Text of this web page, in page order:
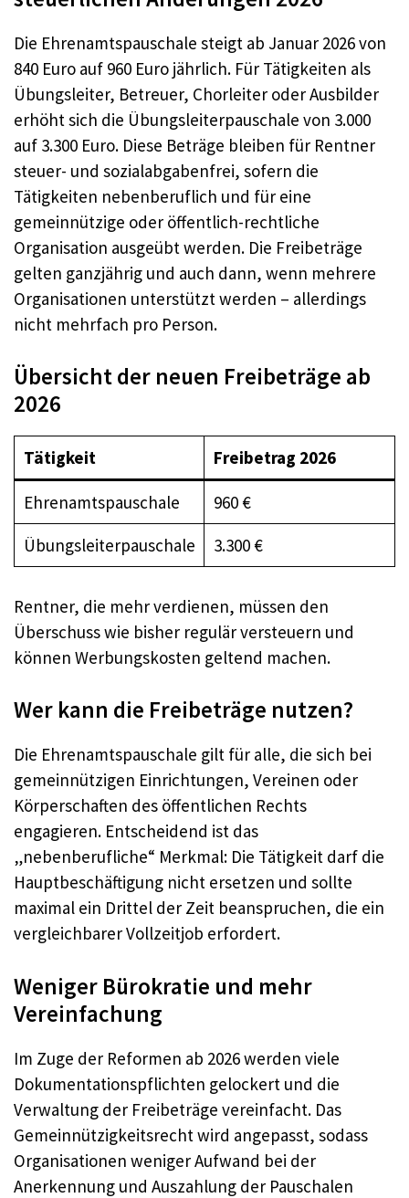
Die Ehrenamtspauschale steigt ab Januar 2026 von
840 Euro auf 960 Euro jährlich. Für Tätigkeiten als
Übungsleiter, Betreuer, Chorleiter oder Ausbilder
erhöht sich die Übungsleiterpauschale von 3.000
auf 3.300 Euro. Diese Beträge bleiben für Rentner
steuer- und sozialabgabenfrei, sofern die
Tätigkeiten nebenberuflich und für eine
gemeinnützige oder öffentlich-rechtliche
Organisation ausgeübt werden. Die Freibeträge
gelten ganzjährig und auch dann, wenn mehrere
Organisationen unterstützt werden – allerdings
nicht mehrfach pro Person.
Übersicht der neuen Freibeträge ab
2026
Tätigkeit Freibetrag 2026
Ehrenamtspauschale
960 €
Übungsleiterpauschale
3.300 €
Rentner, die mehr verdienen, müssen den
Überschuss wie bisher regulär versteuern und
können Werbungskosten geltend machen.
Wer kann die Freibeträge nutzen?
Die Ehrenamtspauschale gilt für alle, die sich bei
gemeinnützigen Einrichtungen, Vereinen oder
Körperschaften des öffentlichen Rechts
engagieren. Entscheidend ist das
„nebenberufliche“ Merkmal: Die Tätigkeit darf die
Hauptbeschäftigung nicht ersetzen und sollte
maximal ein Drittel der Zeit beanspruchen, die ein
vergleichbarer Vollzeitjob erfordert.
Weniger Bürokratie und mehr
Vereinfachung
Im Zuge der Reformen ab 2026 werden viele
Dokumentationspflichten gelockert und die
Verwaltung der Freibeträge vereinfacht. Das
Gemeinnützigkeitsrecht wird angepasst, sodass
Organisationen weniger Aufwand bei der
Anerkennung und Auszahlung der Pauschalen